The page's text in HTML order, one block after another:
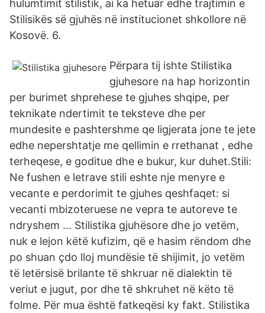
hulumtimit stilistik, ai ka hetuar edhe trajtimin e
Stilisikës së gjuhës në institucionet shkollore në
Kosovë. 6.
Përpara tij ishte Stilistika
gjuhesore na hap horizontin
per burimet shprehese te gjuhes shqipe, per
teknikate ndertimit te teksteve dhe per
mundesite e pashtershme qe ligjerata jone te jete
edhe nepershtatje me qellimin e rrethanat , edhe
terheqese, e goditue dhe e bukur, kur duhet.Stili:
Ne fushen e letrave stili eshte nje menyre e
vecante e perdorimit te gjuhes qeshfaqet: si
vecanti mbizoteruese ne vepra te autoreve te
ndryshem … Stilistika gjuhësore dhe jo vetëm,
nuk e lejon këtë kufizim, që e hasim rëndom dhe
po shuan çdo lloj mundësie të shijimit, jo vetëm
të letërsisë brilante të shkruar në dialektin të
veriut e jugut, por dhe të shkruhet në këto të
folme. Për mua është fatkeqësi ky fakt. Stilistika